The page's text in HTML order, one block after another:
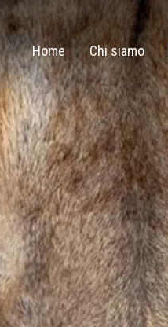
Home Chi siamo